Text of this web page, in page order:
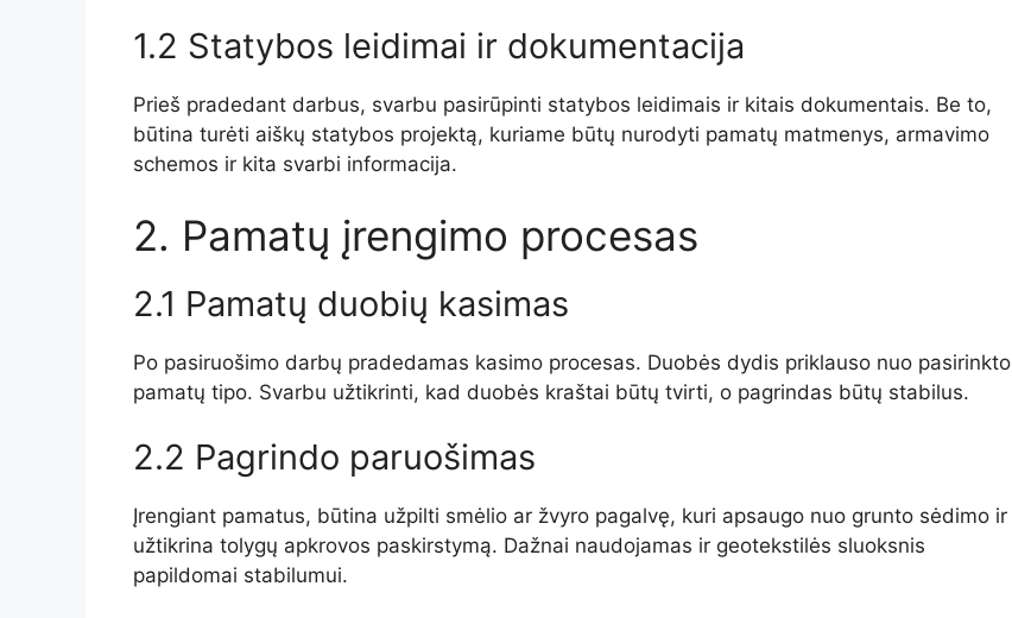
1.2 Statybos leidimai ir dokumentacija
Prieš pradedant darbus, svarbu pasirūpinti statybos leidimais ir kitais dokumentais. Be to,
būtina turėti aiškų statybos projektą, kuriame būtų nurodyti pamatų matmenys, armavimo
schemos ir kita svarbi informacija.
2. Pamatų įrengimo procesas
2.1 Pamatų duobių kasimas
Po pasiruošimo darbų pradedamas kasimo procesas. Duobės dydis priklauso nuo pasirinkto
pamatų tipo. Svarbu užtikrinti, kad duobės kraštai būtų tvirti, o pagrindas būtų stabilus.
2.2 Pagrindo paruošimas
Įrengiant pamatus, būtina užpilti smėlio ar žvyro pagalvę, kuri apsaugo nuo grunto sėdimo ir
užtikrina tolygų apkrovos paskirstymą. Dažnai naudojamas ir geotekstilės sluoksnis
papildomai stabilumui.